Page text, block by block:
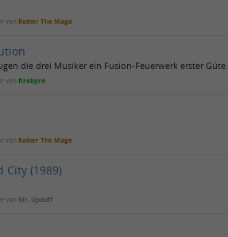
vonRainer The Mage
die drei Musiker ein Fusion-Feuerwerk erster Güte.
vonfirebyrd
vonRainer The Mage
City (1989)
von Mr. Upduff